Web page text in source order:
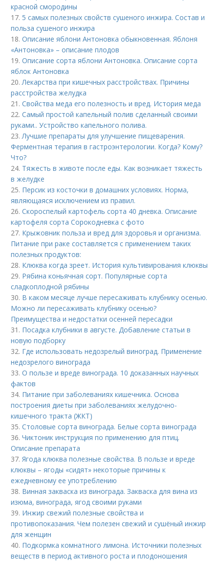
красной смородины
17. 5 самых полезных свойств сушеного инжира. Состав и
польза сушеного инжира
18.Описание яблони Антоновка обыкновенная. Яблоня
«Антоновка» – описание плодов
19.Описание сорта яблони Антоновка. Описание сорта
яблок Антоновка
20. Лекарства при кишечных расстройствах. Причины
расстройства желудка
21.Свойства меда его полезность и вред. История меда
22.Самый простой капельный полив сделанный своими
руками.. Устройство капельного полива.
23. Лучшие препараты для улучшение пищеварения.
Ферментная терапия в гастроэнтерологии. Когда? Кому?
Что?
24. Тяжесть в животе после еды. Как возникает тяжесть
в желудке
25. Персик из косточки в домашних условиях. Норма,
являющаяся исключением из правил.
26.Скороспелый картофель сорта 40 дневка. Описание
картофеля сорта Сорокодневка с фото
27. Крыжовник польза и вред для здоровья и организма.
Питание при раке составляется с применением таких
полезных продуктов:
28. Клюква когда зреет. История культивирования клюквы
29. Рябина коньячная сорт. Популярные сорта
сладкоплодной рябины
30. В каком месяце лучше пересаживать клубнику осенью.
Можно ли пересаживать клубнику осенью?
Преимущества и недостатки осенней пересадки
31. Посадка клубники в августе. Добавление статьи в
новую подборку
32. Где использовать недозрелый виноград. Применение
недозрелого винограда
33.О пользе и вреде винограда. 10 доказанных научных
фактов
34. Питание при заболеваниях кишечника. Основа
построения диеты при заболеваниях желудочно-
кишечного тракта (ЖКТ)
35.Столовые сорта винограда. Белые сорта винограда
36.Чиктоник инструкция по применению для птиц.
Описание препарата
37. Ягода клюква полезные свойства. В пользе и вреде
клюквы – ягоды «сидят» некоторые причины к
ежедневному ее употреблению
38. Винная закваска из винограда. Закваска для вина из
изюма, винограда, ягод своими руками
39. Инжир свежий полезные свойства и
противопоказания. Чем полезен свежий и сушёный инжир
для женщин
40. Подкормка комнатного лимона. Источники полезных
веществ в период активного роста и плодоношения